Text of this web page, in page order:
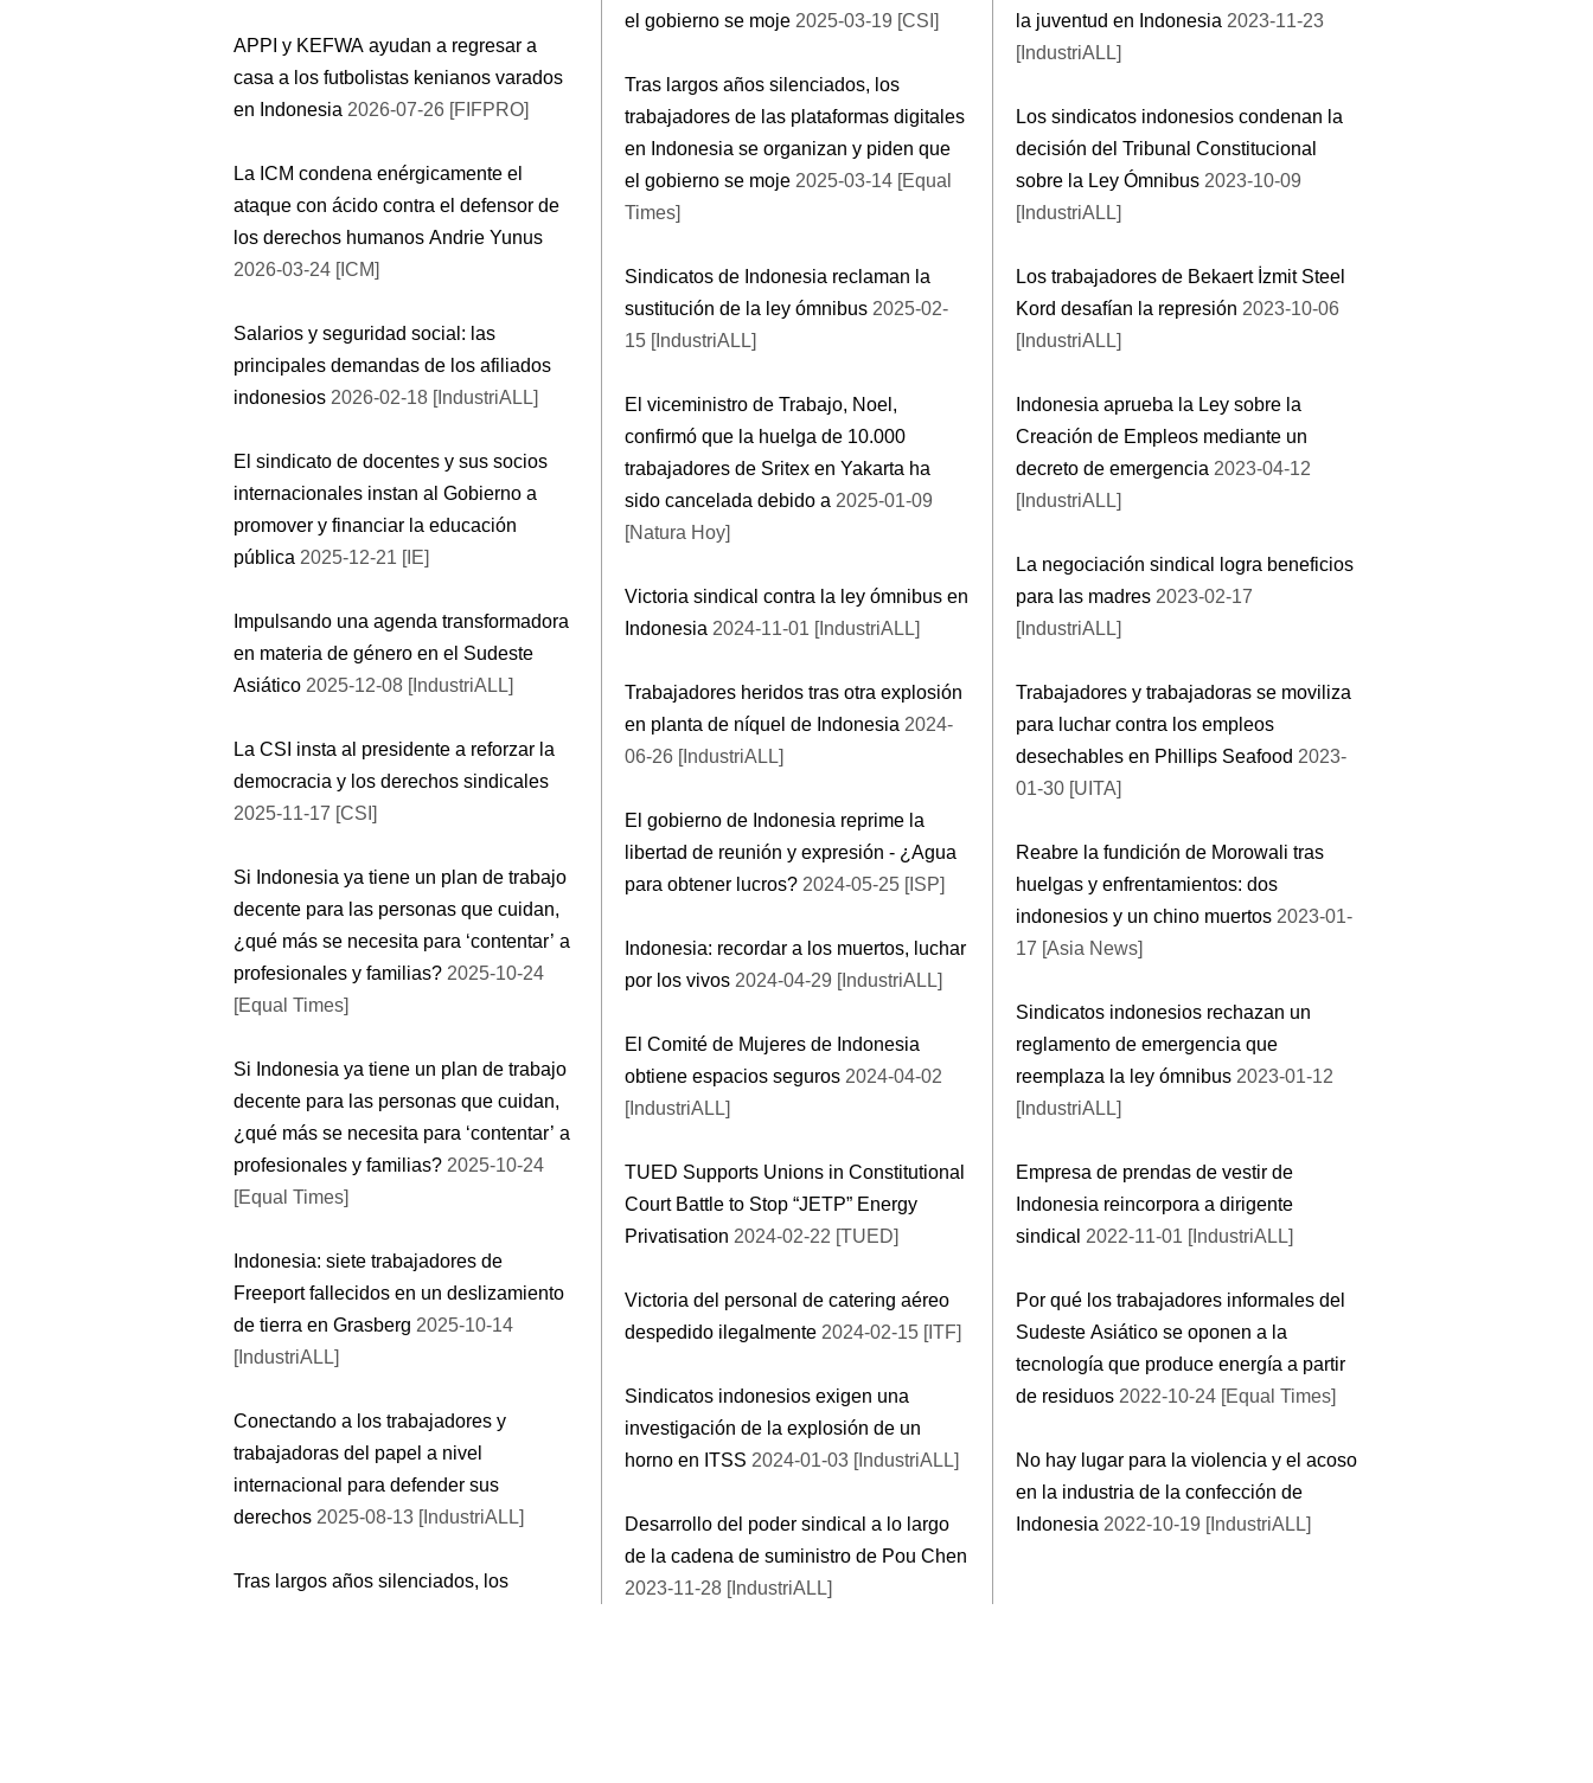
APPI y KEFWA ayudan a regresar a
casa a los futbolistas kenianos varados
en Indonesia 2026-07-26 [FIFPRO]
La ICM condena enérgicamente el
ataque con ácido contra el defensor de
los derechos humanos Andrie Yunus
2026-03-24 [ICM]
Salarios y seguridad social: las
principales demandas de los afiliados
indonesios 2026-02-18 [IndustriALL]
El sindicato de docentes y sus socios
internacionales instan al Gobierno a
promover y financiar la educación
pública 2025-12-21 [IE]
Impulsando una agenda transformadora
en materia de género en el Sudeste
Asiático 2025-12-08 [IndustriALL]
La CSI insta al presidente a reforzar la
democracia y los derechos sindicales
2025-11-17 [CSI]
Si Indonesia ya tiene un plan de trabajo
decente para las personas que cuidan,
¿qué más se necesita para ‘contentar’ a
profesionales y familias? 2025-10-24
[Equal Times]
Si Indonesia ya tiene un plan de trabajo
decente para las personas que cuidan,
¿qué más se necesita para ‘contentar’ a
profesionales y familias? 2025-10-24
[Equal Times]
Indonesia: siete trabajadores de
Freeport fallecidos en un deslizamiento
de tierra en Grasberg 2025-10-14
[IndustriALL]
Conectando a los trabajadores y
trabajadoras del papel a nivel
internacional para defender sus
derechos 2025-08-13 [IndustriALL]
Tras largos años silenciados, los
el gobierno se moje 2025-03-19 [CSI]
Tras largos años silenciados, los
trabajadores de las plataformas digitales
en Indonesia se organizan y piden que
el gobierno se moje 2025-03-14 [Equal
Times]
Sindicatos de Indonesia reclaman la
sustitución de la ley ómnibus 2025-02-
15 [IndustriALL]
El viceministro de Trabajo, Noel,
confirmó que la huelga de 10.000
trabajadores de Sritex en Yakarta ha
sido cancelada debido a 2025-01-09
[Natura Hoy]
Victoria sindical contra la ley ómnibus en
Indonesia 2024-11-01 [IndustriALL]
Trabajadores heridos tras otra explosión
en planta de níquel de Indonesia 2024-
06-26 [IndustriALL]
El gobierno de Indonesia reprime la
libertad de reunión y expresión - ¿Agua
para obtener lucros? 2024-05-25 [ISP]
Indonesia: recordar a los muertos, luchar
por los vivos 2024-04-29 [IndustriALL]
El Comité de Mujeres de Indonesia
obtiene espacios seguros 2024-04-02
[IndustriALL]
TUED Supports Unions in Constitutional
Court Battle to Stop “JETP” Energy
Privatisation 2024-02-22 [TUED]
Victoria del personal de catering aéreo
despedido ilegalmente 2024-02-15 [ITF]
Sindicatos indonesios exigen una
investigación de la explosión de un
horno en ITSS 2024-01-03 [IndustriALL]
Desarrollo del poder sindical a lo largo
de la cadena de suministro de Pou Chen
2023-11-28 [IndustriALL]
la juventud en Indonesia 2023-11-23
[IndustriALL]
Los sindicatos indonesios condenan la
decisión del Tribunal Constitucional
sobre la Ley Ómnibus 2023-10-09
[IndustriALL]
Los trabajadores de Bekaert İzmit Steel
Kord desafían la represión 2023-10-06
[IndustriALL]
Indonesia aprueba la Ley sobre la
Creación de Empleos mediante un
decreto de emergencia 2023-04-12
[IndustriALL]
La negociación sindical logra beneficios
para las madres 2023-02-17
[IndustriALL]
Trabajadores y trabajadoras se moviliza
para luchar contra los empleos
desechables en Phillips Seafood 2023-
01-30 [UITA]
Reabre la fundición de Morowali tras
huelgas y enfrentamientos: dos
indonesios y un chino muertos 2023-01-
17 [Asia News]
Sindicatos indonesios rechazan un
reglamento de emergencia que
reemplaza la ley ómnibus 2023-01-12
[IndustriALL]
Empresa de prendas de vestir de
Indonesia reincorpora a dirigente
sindical 2022-11-01 [IndustriALL]
Por qué los trabajadores informales del
Sudeste Asiático se oponen a la
tecnología que produce energía a partir
de residuos 2022-10-24 [Equal Times]
No hay lugar para la violencia y el acoso
en la industria de la confección de
Indonesia 2022-10-19 [IndustriALL]